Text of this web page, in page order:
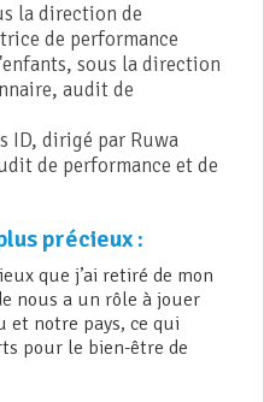
la direction de
de performance
sous la direction
audit de
ID, dirigé par Ruwa
de performance et de
précieux :
que j’ai retiré de mon
nous a un rôle à jouer
et notre pays, ce qui
pour le bien-être de